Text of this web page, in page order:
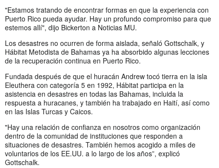
"Estamos tratando de encontrar formas en que la experiencia con
Puerto Rico pueda ayudar. Hay un profundo compromiso para que
estemos allí", dijo Bickerton a Noticias MU.
Los desastres no ocurren de forma aislada, señaló Gottschalk, y
Hábitat Metodista de Bahamas ya ha absorbido algunas lecciones
de la recuperación continua en Puerto Rico.
Fundada después de que el huracán Andrew tocó tierra en la isla
Eleuthera con categoría 5 en 1992, Hábitat participa en la
asistencia en desastres en todas las Bahamas, incluida la
respuesta a huracanes, y también ha trabajado en Haití, así como
en las Islas Turcas y Caicos.
"Hay una relación de confianza en nosotros como organización
dentro de la comunidad de instituciones que responden a
situaciones de desastres. También hemos acogido a miles de
voluntarios de los EE.UU. a lo largo de los años”, explicó
Gottschalk.